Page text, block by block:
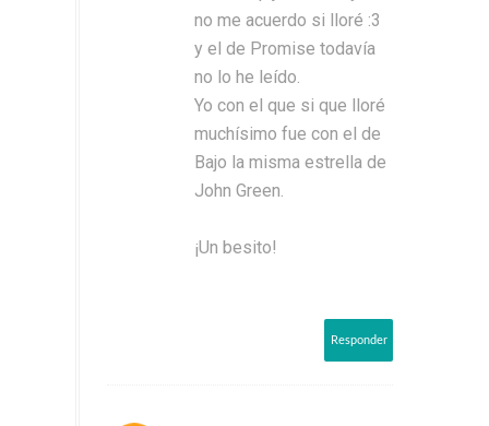
no me acuerdo si lloré :3
y el de Promise todavía
no lo he leído.
Yo con el que si que lloré
muchísimo fue con el de
Bajo la misma estrella de
John Green.
¡Un besito!
Responder